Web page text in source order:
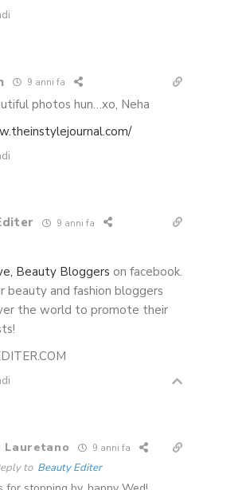
9 anni fa
photos hun…xo, Neha
9 anni fa
Beauty Bloggers on facebook.
beauty and fashion bloggers
the world to promote their
Lauretano 9 anni fa
to Beauty Editer